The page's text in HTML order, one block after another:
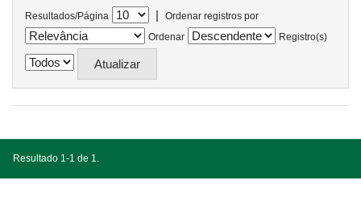
Resultados/Página |
Ordenar registros por
Ordenar
Registro(s)
Resultado 1-1 de 1.